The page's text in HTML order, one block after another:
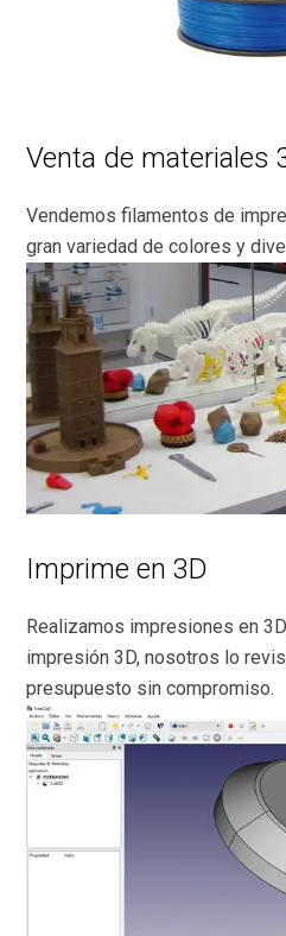
Venta de materiales
Vendemos filamentos de
gran variedad de colores y
Imprime en 3D
Realizamos impresiones en
impresión 3D, nosotros lo
presupuesto sin compromiso.